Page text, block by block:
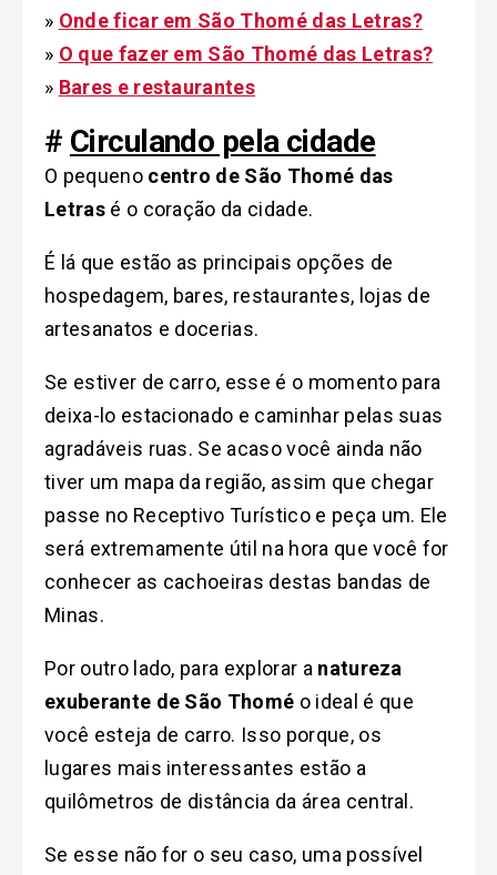
» Onde ficar em São Thomé das Letras?
» O que fazer em São Thomé das Letras?
» Bares e restaurantes
# Circulando pela cidade
O pequeno centro de São Thomé das
Letrasé o coração da cidade.
É lá que estão as principais opções de
hospedagem, bares, restaurantes, lojas de
artesanatos e docerias.
Se estiver de carro, esse é o momento para
deixa-lo estacionado e caminhar pelas suas
agradáveis ruas. Se acaso você ainda não
tiver um mapa da região, assim que chegar
passe no Receptivo Turístico e peça um. Ele
será extremamente útil na hora que você for
conhecer as cachoeiras destas bandas de
Minas.
Por outro lado, para explorar a natureza
exuberante de São Thomé o ideal é que
você esteja de carro. Isso porque, os
lugares mais interessantes estão a
quilômetros de distância da área central.
Se esse não for o seu caso, uma possível